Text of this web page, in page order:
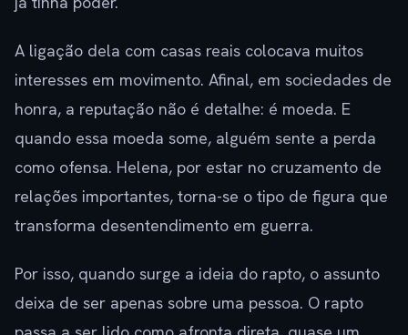
A ligação dela com casas reais colocava muitos
interesses em movimento. Afinal, em sociedades de
honra, a reputação não é detalhe: é moeda. E
quando essa moeda some, alguém sente a perda
como ofensa. Helena, por estar no cruzamento de
relações importantes, torna-se o tipo de figura que
transforma desentendimento em guerra.
Por isso, quando surge a ideia do rapto, o assunto
deixa de ser apenas sobre uma pessoa. O rapto